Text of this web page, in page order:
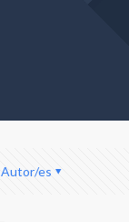
Autor/es